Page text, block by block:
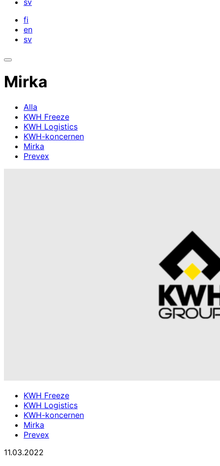
sv
fi
en
sv
Öppna
Mirka
Alla
KWH Freeze
KWH Logistics
KWH-koncernen
Mirka
Prevex
KWH Freeze
KWH Logistics
KWH-koncernen
Mirka
Prevex
11.03.2022